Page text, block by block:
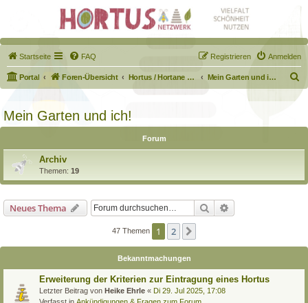
Startseite FAQ Anmelden
Registrieren
Portal Foren-Übersicht Hortus / Hortane Habitate / Garten auf dem Weg Mein Garten und ich!
u
h
Mein Garten und ich!
Forum
Archiv
Themen: 19
Neues Thema Suche
47 Themen 1 2
Bekanntmachungen
Erweiterung der Kriterien zur Eintragung eines Hortus
Letzter Beitrag von Heike Ehrle « Di 29. Jul 2025, 17:08